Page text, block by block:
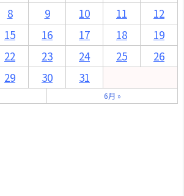
8 9 10 11
12
15 16 17 18
19
22 23 24 25
26
29 30 31
6月 »